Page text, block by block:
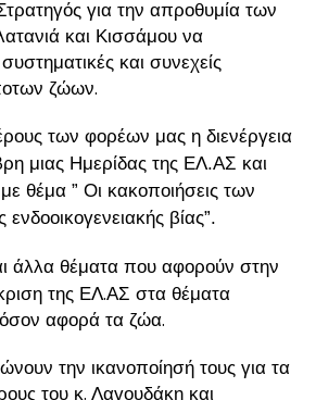
για την απροθυμία των
και Κισσάμου να
και συνεχείς
ζώων.
των φορέων μας η διενέργεια
μιας Ημερίδας της ΕΛ.ΑΣ και
θέμα ” Οι κακοποιήσεις των
βίας”.
άλλα θέματα που αφορούν στην
της ΕΛ.ΑΣ στα θέματα
όσον αφορά τα ζώα.
την ικανοποίησή τους για τα
του κ. Λαγουδάκη και